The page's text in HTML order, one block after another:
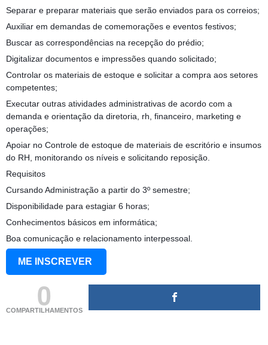
Separar e preparar materiais que serão enviados para os correios;
Auxiliar em demandas de comemorações e eventos festivos;
Buscar as correspondências na recepção do prédio;
Digitalizar documentos e impressões quando solicitado;
Controlar os materiais de estoque e solicitar a compra aos setores
competentes;
Executar outras atividades administrativas de acordo com a
demanda e orientação da diretoria, rh, financeiro, marketing e
operações;
Apoiar no Controle de estoque de materiais de escritório e insumos
do RH, monitorando os níveis e solicitando reposição.
Requisitos
Cursando Administração a partir do 3º semestre;
Disponibilidade para estagiar 6 horas;
Conhecimentos básicos em informática;
Boa comunicação e relacionamento interpessoal.
ME INSCREVER
0
COMPARTILHAMENTOS